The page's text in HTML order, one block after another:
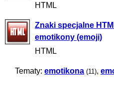
HTML
Znaki specjalne
emotikony (emoji)
HTML
Tematy: emotikona (11),